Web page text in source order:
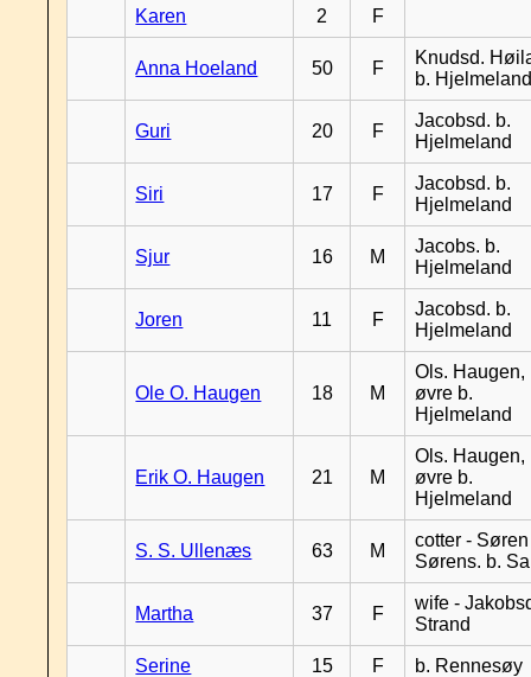
Karen 2 F
Anna Hoeland 50 F
Knudsd.
b.
Guri 20 F
Jacobsd. b.
Hjelmeland
Siri 17 F
Jacobsd. b.
Hjelmeland
Sjur 16 M
Jacobs. b.
Hjelmeland
Joren 11 F
Jacobsd. b.
Hjelmeland
Ole O. Haugen 18 M
Ols. Haugen,
øvre b.
Hjelmeland
Erik O. Haugen 21 M
Ols. Haugen,
øvre b.
Hjelmeland
S. S. Ullenæs 63 M
cotter - Søren
Sørens. b.
Martha 37 F
wife -
Strand
Serine 15 F b. Rennesøy